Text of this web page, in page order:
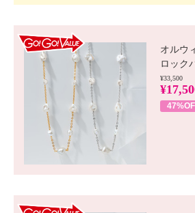
オルウ
ロック
¥33,500